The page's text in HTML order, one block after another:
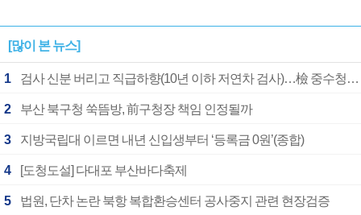
[많이 본 뉴스]
1 검사 신분 버리고 직급하향(10년 이하 저연차 검사)…檢 중수청행 기피
2 부산 북구청 쑥뜸방, 前구청장 책임 인정될까
3 지방국립대 이르면 내년 신입생부터 ‘등록금 0원’(종합)
4 [도청도설] 다대포 부산바다축제
5 법원, 단차 논란 북항 복합환승센터 공사중지 관련 현장검증